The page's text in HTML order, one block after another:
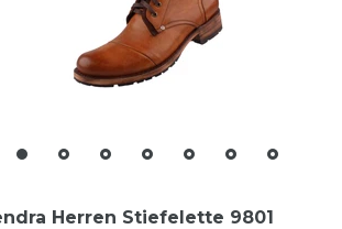
Herren Stiefelette 9801